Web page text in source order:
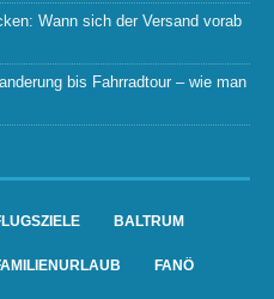
Wann sich der Versand vorab
bis Fahrradtour – wie man
BALTRUM
FANÖ